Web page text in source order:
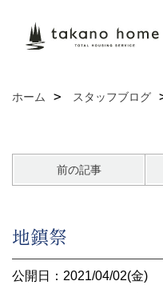
ホーム スタッフブログ
前の記事
地鎮祭
公開日：2021/04/02(金)